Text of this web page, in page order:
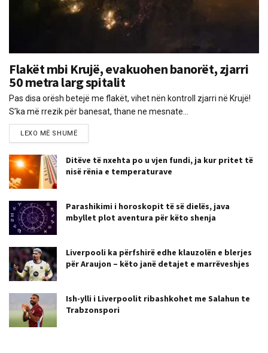
Flakët mbi Krujë, evakuohen banorët, zjarri
50 metra larg spitalit
Pas disa orësh betejë me flakët, vihet nën kontroll zjarri në Krujë!
S’ka më rrezik për banesat, thane ne mesnate...
LEXO MË SHUMË
Ditëve të nxehta po u vjen fundi, ja kur pritet të
nisë rënia e temperaturave
Parashikimi i horoskopit të së dielës, java
mbyllet plot aventura për këto shenja
Liverpooli ka përfshirë edhe klauzolën e blerjes
për Araujon – këto janë detajet e marrëveshjes
Ish-ylli i Liverpoolit ribashkohet me Salahun te
Trabzonspori